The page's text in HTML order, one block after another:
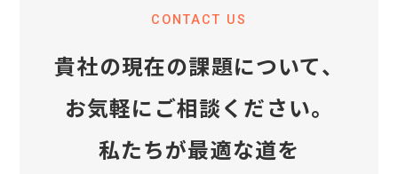
CONTACT US
貴社の現在の課題について、
お気軽にご相談ください。
私たちが最適な道を